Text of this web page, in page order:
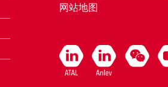
网站地图